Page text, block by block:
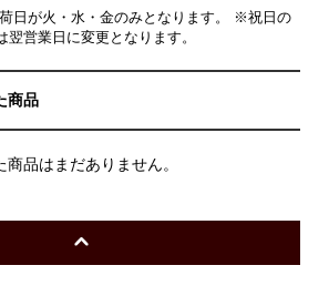
日が火・水・金のみとなります。 ※祝日の
翌営業日に変更となります。
商品
品はまだありません。